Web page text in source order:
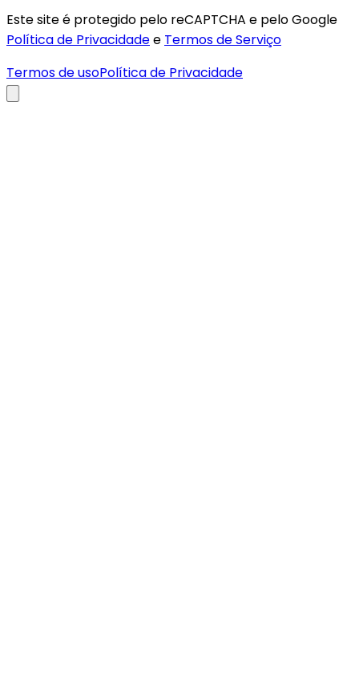
Este site é protegido pelo reCAPTCHA e pelo Google
Política de Privacidadee Termos de Serviço
Termos de usoPolítica de Privacidade